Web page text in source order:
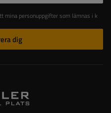
behandlas i enlighet med Europaparlamentets och rådets förordning (EU).
dig